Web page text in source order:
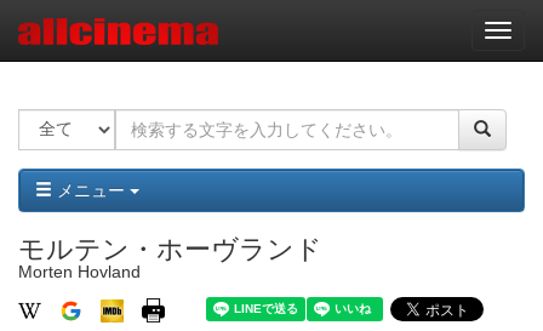
ナ
ビ
ー
ョ
ン
メニュー
モルテン・ホーヴランド
Morten Hovland